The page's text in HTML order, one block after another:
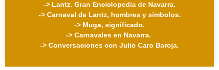
-> Lantz. Gran Enciclopedia de Navarra.
-> Carnaval de Lantz, hombres y símbolos.
-> Muga, significado.
-> Carnavales en Navarra.
-> Conversaciones con Julio Caro Baroja.